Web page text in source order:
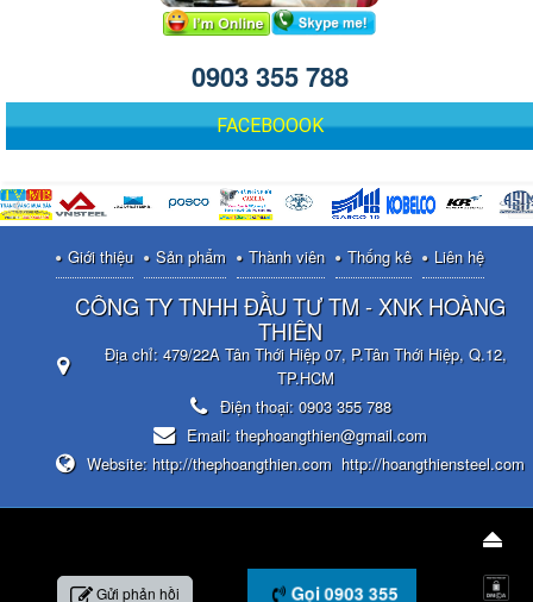
0903 355 788
FACEBOOOK
Giới thiệu Sản phẩm Thành viên Thống kê Liên hệ
CÔNG TY TNHH ĐẦU TƯ TM - XNK HOÀNG
THIÊN
Địa chỉ: 479/22A Tân Thới Hiệp 07, P.Tân Thới Hiệp, Q.12,
TP.HCM
Điện thoại: 0903 355 788
Email: thephoangthien@gmail.com
Website: http://thephoangthien.com http://hoangthiensteel.com
Gọi 0903 355
Gửi phản hồi